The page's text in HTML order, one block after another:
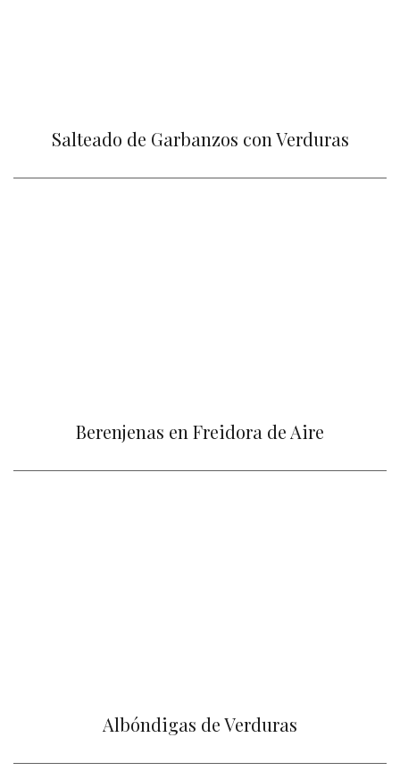
Salteado de Garbanzos con Verduras
Berenjenas en Freidora de Aire
Albóndigas de Verduras